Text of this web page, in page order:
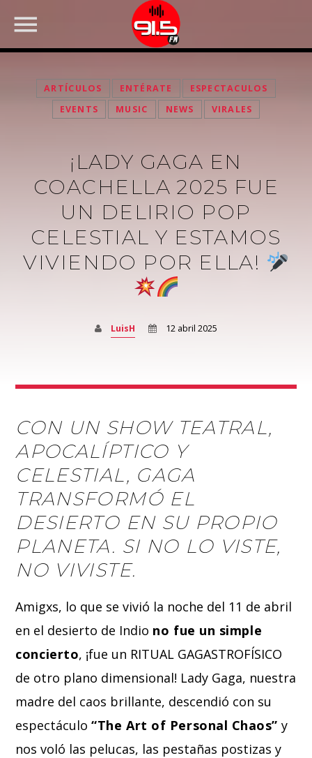
FACEBOOK
ARTÍCULOS ENTÉRATE
ESPECTACULOS
EVENTS
MUSIC NEWS VIRALES
¡LADY GAGA EN
COACHELLA 2025 FUE
UN DELIRIO POP
CELESTIAL Y ESTAMOS
VIVIENDO POR ELLA!
LuisH 12 abril 2025
CON UN SHOW TEATRAL,
APOCALÍPTICO Y
CELESTIAL, GAGA
TRANSFORMÓ EL
DESIERTO EN SU PROPIO
PLANETA. SI NO LO VISTE,
NO VIVISTE.
Amigxs, lo que se vivió la noche del 11 de abril
en el desierto de Indio no fue un simple
concierto, ¡fue un RITUAL GAGASTROFÍSICO
de otro plano dimensional! Lady Gaga, nuestra
madre del caos brillante, descendió con su
espectáculo“The Art of Personal Chaos” y
nos voló las pelucas, las pestañas postizas y